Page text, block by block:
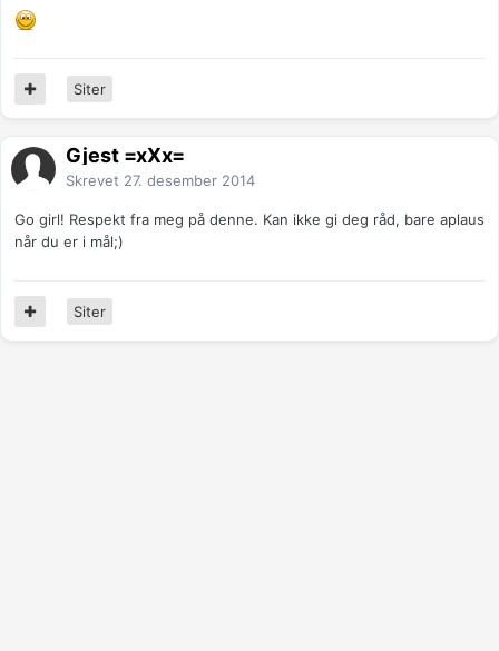
Siter
Gjest =xXx=
Skrevet 27. desember 2014
Go girl! Respekt fra meg på denne. Kan ikke gi deg råd, bare aplaus
når du er i mål;)
Siter